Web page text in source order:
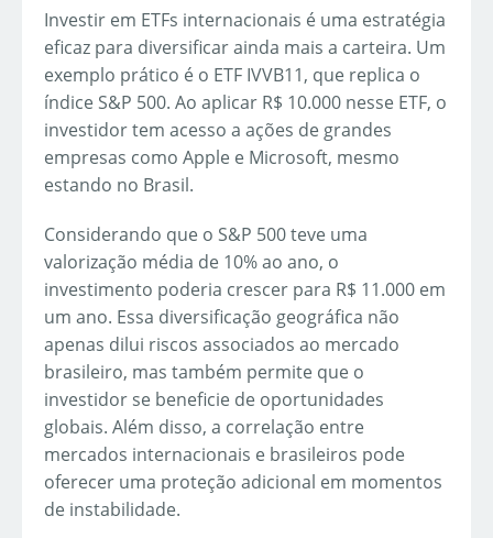
Investir em ETFs internacionais é uma estratégia
eficaz para diversificar ainda mais a carteira. Um
exemplo prático é o ETF IVVB11, que replica o
índice S&P 500. Ao aplicar R$ 10.000 nesse ETF, o
investidor tem acesso a ações de grandes
empresas como Apple e Microsoft, mesmo
estando no Brasil.
Considerando que o S&P 500 teve uma
valorização média de 10% ao ano, o
investimento poderia crescer para R$ 11.000 em
um ano. Essa diversificação geográfica não
apenas dilui riscos associados ao mercado
brasileiro, mas também permite que o
investidor se beneficie de oportunidades
globais. Além disso, a correlação entre
mercados internacionais e brasileiros pode
oferecer uma proteção adicional em momentos
de instabilidade.